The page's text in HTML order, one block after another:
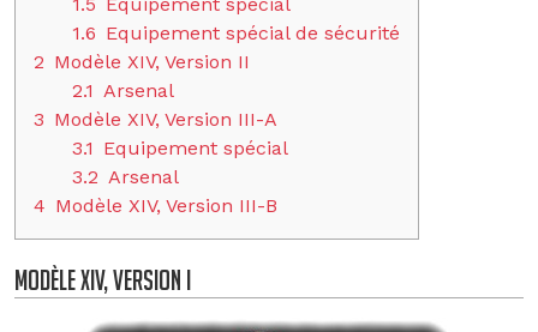
1.6 Equipement spécial de sécurité
2 Modèle XIV, Version II
2.1 Arsenal
3 Modèle XIV, Version III-A
3.1 Equipement spécial
3.2 Arsenal
4 Modèle XIV, Version III-B
Modèle XIV, Version I